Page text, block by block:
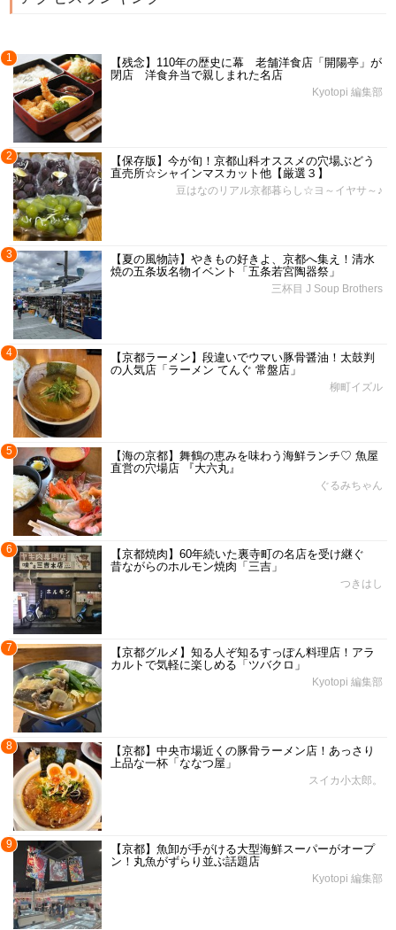
1
【残念】110年の歴史に幕 老舗洋食店「開陽亭」が
閉店 洋食弁当で親しまれた名店
Kyotopi 編集部
2
【保存版】今が旬！京都山科オススメの穴場ぶどう
直売所☆シャインマスカット他【厳選３】
豆はなのリアル京都暮らし☆ヨ～イヤサ～♪
3
【夏の風物詩】やきもの好きよ、京都へ集え！清水
焼の五条坂名物イベント「五条若宮陶器祭」
三杯目 J Soup Brothers
4
【京都ラーメン】段違いでウマい豚骨醤油！太鼓判
の人気店「ラーメン てんぐ 常盤店」
柳町イズル
5
【海の京都】舞鶴の恵みを味わう海鮮ランチ♡ 魚屋
直営の穴場店 『大六丸』
ぐるみちゃん
6
【京都焼肉】60年続いた裏寺町の名店を受け継ぐ
昔ながらのホルモン焼肉「三吉」
つきはし
7
【京都グルメ】知る人ぞ知るすっぽん料理店！アラ
カルトで気軽に楽しめる「ツバクロ」
Kyotopi 編集部
8
【京都】中央市場近くの豚骨ラーメン店！あっさり
上品な一杯「ななつ屋」
スイカ小太郎。
9
【京都】魚卸が手がける大型海鮮スーパーがオープ
ン！丸魚がずらり並ぶ話題店
Kyotopi 編集部